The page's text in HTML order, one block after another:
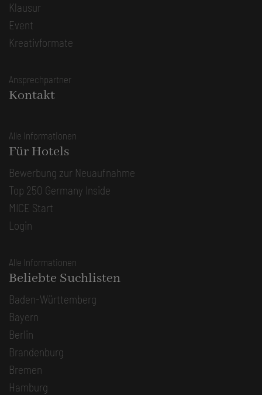
Klausur
Event
Kreativformate
Ansprechpartner
Kontakt
Alle Informationen
Für Hotels
Bewerbung zur Neuaufnahme
Top 250 Germany Inside
MICE Start
Login
Alle Informationen
Beliebte Suchlisten
Baden-Württemberg
Bayern
Berlin
Brandenburg
Bremen
Hamburg